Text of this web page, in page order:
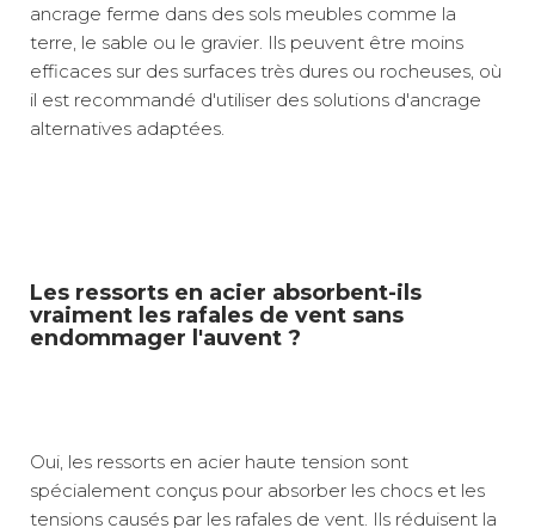
ancrage ferme dans des sols meubles comme la
terre, le sable ou le gravier. Ils peuvent être moins
efficaces sur des surfaces très dures ou rocheuses, où
il est recommandé d'utiliser des solutions d'ancrage
alternatives adaptées.
Les ressorts en acier absorbent-ils
vraiment les rafales de vent sans
endommager l'auvent ?
Oui, les ressorts en acier haute tension sont
spécialement conçus pour absorber les chocs et les
tensions causés par les rafales de vent. Ils réduisent la